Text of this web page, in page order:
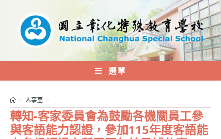
內
選單
轉知-客家委員會為鼓勵各機關員工參
與客語能力認證，參加115年度客語能
> 人事室 >